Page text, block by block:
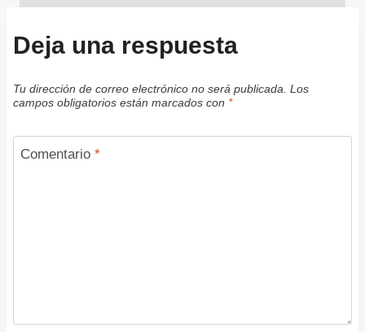
Deja una respuesta
Tu dirección de correo electrónico no será publicada. Los
campos obligatorios están marcados con *
Comentario *